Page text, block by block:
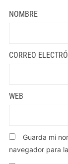
NOMBRE
CORREO
WEB
Guarda mi
navegador para